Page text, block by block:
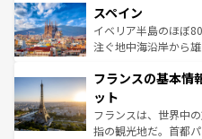
ろん、トスカーナの
景など、自然景観も
ピザやパスタなど、
ませてくれるイタリ
なお、新着のイタリア
しい。
スペイン
イベリア半島のほぼ
注ぐ地中海沿岸から
文化が根付くこの国
れる闘牛、そして美
る。首都マドリード
アートに溢れた街角
フランスの基本情
ット
フランスは、世界中
指の観光地だ。首都